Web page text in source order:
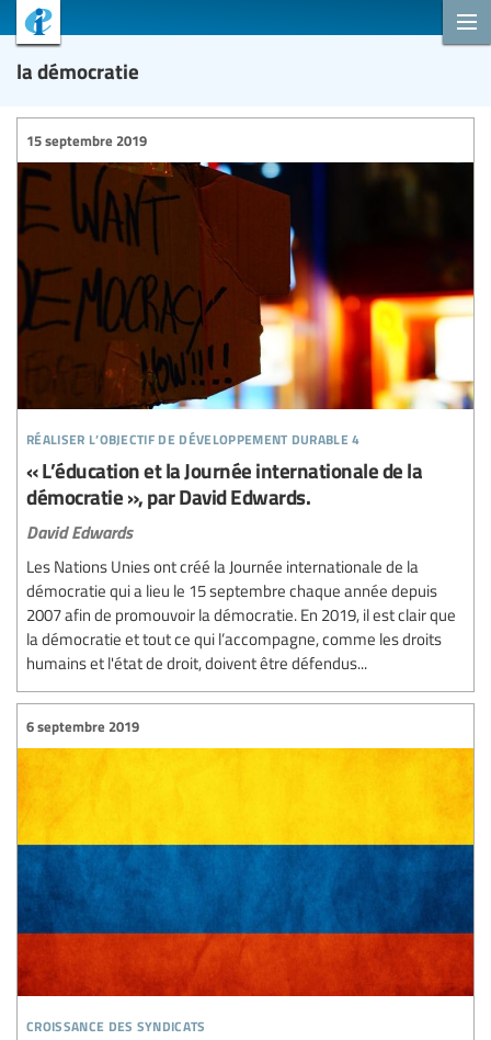
la démocratie
réaliser l’objectif de développement durable 4
15 septembre 2019
« L’éducation et la Journée internationale de la
démocratie », par David Edwards.
David Edwards
Les Nations Unies ont créé la Journée internationale de la
démocratie qui a lieu le 15 septembre chaque année depuis
2007 afin de promouvoir la démocratie. En 2019, il est clair que
la démocratie et tout ce qui l’accompagne, comme les droits
humains et l'état de droit, doivent être défendus...
croissance des syndicats
6 septembre 2019